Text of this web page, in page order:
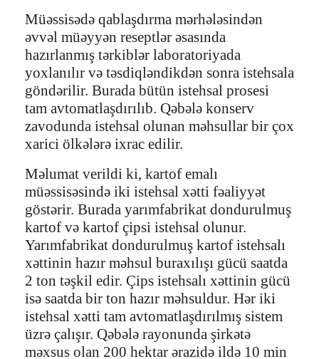
Müəssisədə qablaşdırma mərhələsindən
əvvəl müəyyən reseptlər əsasında
hazırlanmış tərkiblər laboratoriyada
yoxlanılır və təsdiqləndikdən sonra istehsala
göndərilir. Burada bütün istehsal prosesi
tam avtomatlaşdırılıb. Qəbələ konserv
zavodunda istehsal olunan məhsullar bir çox
xarici ölkələrə ixrac edilir.
Məlumat verildi ki, kartof emalı
müəssisəsində iki istehsal xətti fəaliyyət
göstərir. Burada yarımfabrikat dondurulmuş
kartof və kartof çipsi istehsal olunur.
Yarımfabrikat dondurulmuş kartof istehsalı
xəttinin hazır məhsul buraxılışı gücü saatda
2 ton təşkil edir. Çips istehsalı xəttinin gücü
isə saatda bir ton hazır məhsuldur. Hər iki
istehsal xətti tam avtomatlaşdırılmış sistem
üzrə çalışır. Qəbələ rayonunda şirkətə
məxsus olan 200 hektar ərazidə ildə 10 min